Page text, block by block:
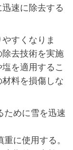
速に除去する
すくなりま
去技術を実施
を適用するこ
料を損傷しな
ために雪を迅速
に使用する。